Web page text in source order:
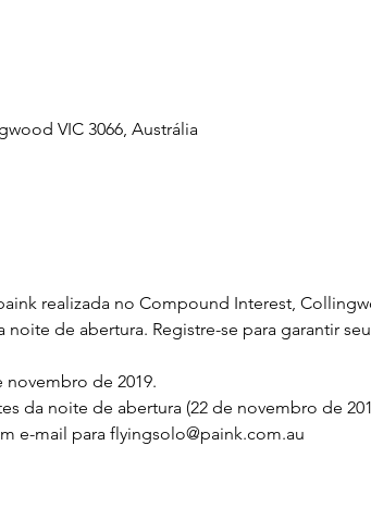
VIC 3066, Austrália
realizada no Compound Interest,
noite de abertura. Registre-se para garantir
novembro de 2019.
da noite de abertura (22 de novembro de
e-mail para flyingsolo@paink.com.au